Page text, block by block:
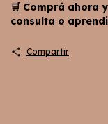
🛒 Comprá ahora
consulta o
Compartir